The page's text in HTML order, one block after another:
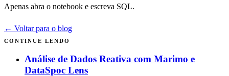
Apenas abra o notebook e escreva SQL.
← Voltar para o blog
CONTINUE LENDO
Análise de Dados Reativa com Marimo e
DataSpoc Lens